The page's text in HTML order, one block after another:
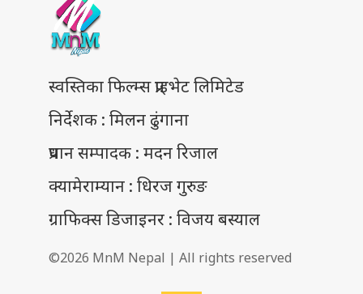
स्वस्तिका फिल्म्स प्राइभेट लिमिटेड
निर्देशक : मिलन ढुंगाना
प्रधान सम्पादक : मदन रिजाल
क्यामेराम्यान : धिरज गुरुङ
ग्राफिक्स डिजाइनर : विजय बस्याल
©2026 MnM Nepal | All rights reserved